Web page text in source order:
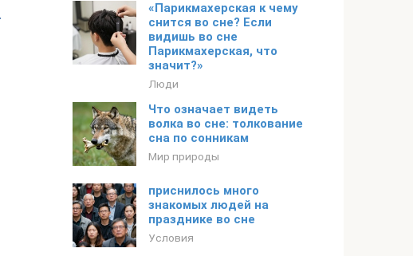
«Парикмахерская к чему
снится во сне? Если
видишь во сне
Парикмахерская, что
значит?»
Люди
Что означает видеть
волка во сне: толкование
сна по сонникам
Мир природы
приснилось много
знакомых людей на
празднике во сне
Условия